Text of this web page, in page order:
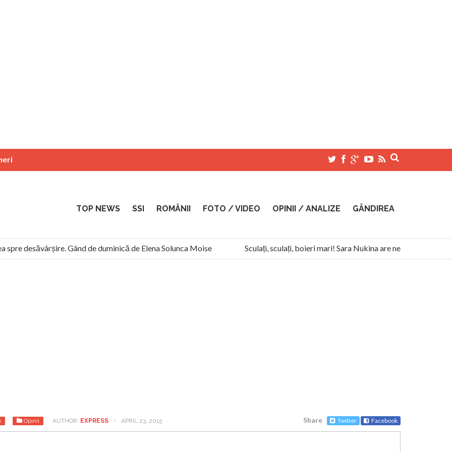
TOP NEWS SSI ROMÂNII FOTO / VIDEO OPINII / ANALIZE GÂNDIREA
desăvârșire. Gând de duminică de Elena Solunca Moise
Sculați, sculați, boieri mari! Sara Nukina are nevoie de ajutorul
“românii sunt slavi, nu latini”. Fostul agent ceaușist de la Humanitas militează pentru federalizarea României
Opinii AUTHOR: EXPRESS - APRIL 23, 2015 Share Twitter Facebook